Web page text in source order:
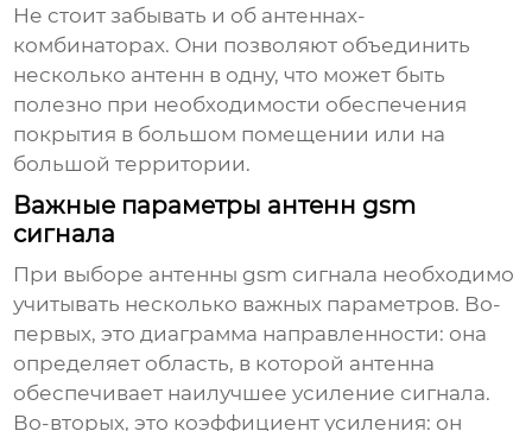
Не стоит забывать и об антеннах-
комбинаторах. Они позволяют объединить
несколько антенн в одну, что может быть
полезно при необходимости обеспечения
покрытия в большом помещении или на
большой территории.
Важные параметры антенн gsm
сигнала
При выборе антенны gsm сигнала необходимо
учитывать несколько важных параметров. Во-
первых, это диаграмма направленности: она
определяет область, в которой антенна
обеспечивает наилучшее усиление сигнала.
Во-вторых, это коэффициент усиления: он